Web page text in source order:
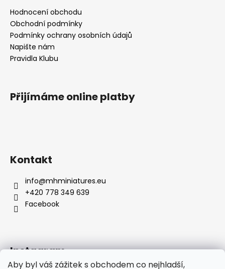
Aby byl váš zážitek s obchodem co nejhladší,
Hodnocení obchodu
Obchodní podmínky
Podmínky ochrany osobních údajů
Napište nám
Pravidla Klubu
Přijímáme online platby
Kontakt
info@mhminiatures.eu
+420 778 349 639
Facebook
Instagram